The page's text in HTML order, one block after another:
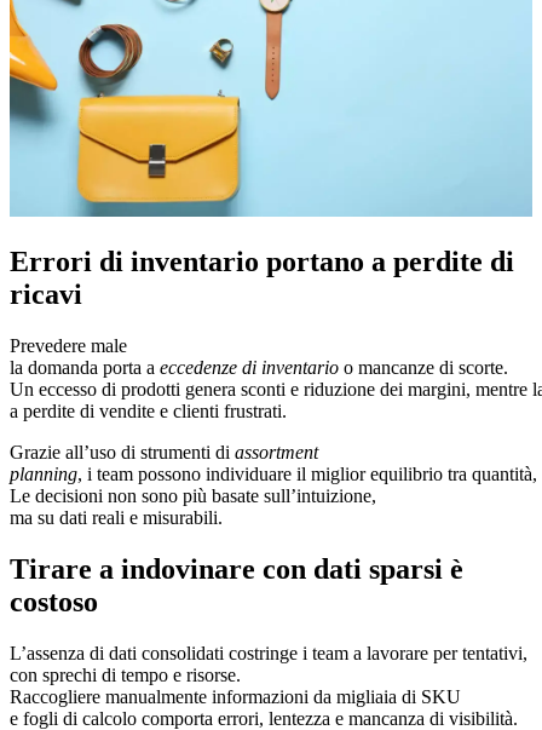
Errori di inventario portano a perdite di
ricavi
Prevedere male
la domanda porta a eccedenze di inventario o mancanze di scorte.
Un eccesso di prodotti genera sconti e riduzione dei margini, mentre
a perdite di vendite e clienti frustrati.
Grazie all’uso di strumenti di assortment
planning, i team possono individuare il miglior equilibrio tra quantità,
Le decisioni non sono più basate sull’intuizione,
ma su dati reali e misurabili.
Tirare a indovinare con dati sparsi è
costoso
L’assenza di dati consolidati costringe i team a lavorare per tentativi,
con sprechi di tempo e risorse.
Raccogliere manualmente informazioni da migliaia di SKU
e fogli di calcolo comporta errori, lentezza e mancanza di visibilità.